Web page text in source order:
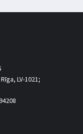
LV-1021;